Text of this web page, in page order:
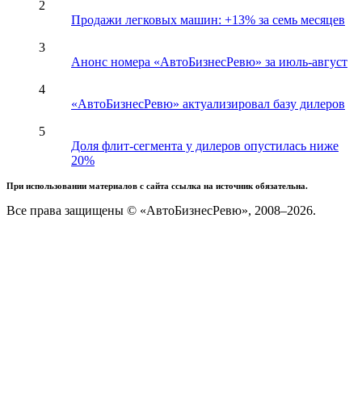
2
Продажи легковых машин: +13% за семь месяцев
3
Анонс номера «АвтоБизнесРевю» за июль-август
4
«АвтоБизнесРевю» актуализировал базу дилеров
5
Доля флит-сегмента у дилеров опустилась ниже
20%
При использовании материалов с сайта ссылка на источник обязательна.
Все права защищены © «АвтоБизнесРевю», 2008–2026.